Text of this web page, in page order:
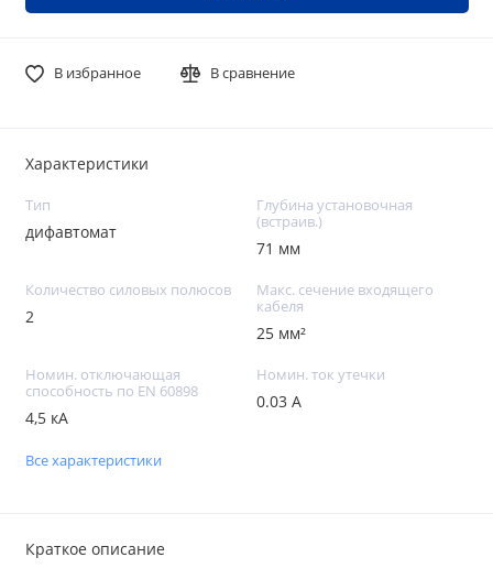
В избранное В сравнение
Характеристики
Тип
дифавтомат
Глубина установочная
(встраив.)
71 мм
Количество силовых полюсов
2
Макс. сечение входящего
кабеля
25 мм²
Номин. отключающая
способность по EN 60898
4,5 кА
Номин. ток утечки
0.03 А
Все характеристики
Краткое описание